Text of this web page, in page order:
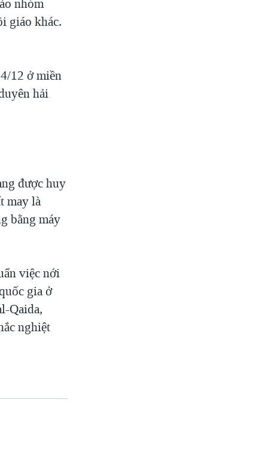
nhóm
giáo khác.
12 ở miền
hải
được huy
may là
bằng máy
việc nới
gia ở
Qaida,
nghiệt